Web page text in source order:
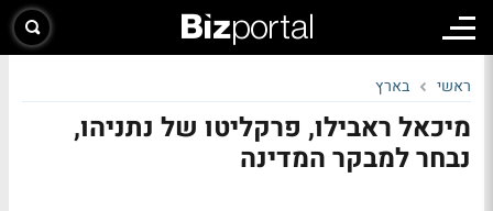
ראשי בארץ
מיכאל ראבילו, פרקליטו של נתניהו,
נבחר למבקר המדינה